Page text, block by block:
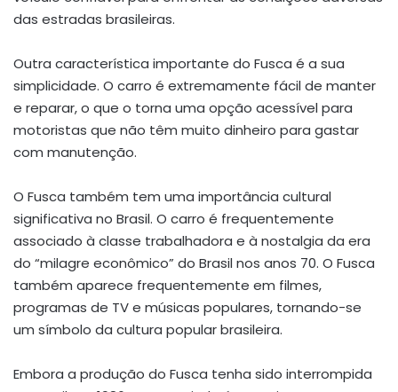
das estradas brasileiras.
Outra característica importante do Fusca é a sua
simplicidade. O carro é extremamente fácil de manter
e reparar, o que o torna uma opção acessível para
motoristas que não têm muito dinheiro para gastar
com manutenção.
O Fusca também tem uma importância cultural
significativa no Brasil. O carro é frequentemente
associado à classe trabalhadora e à nostalgia da era
do “milagre econômico” do Brasil nos anos 70. O Fusca
também aparece frequentemente em filmes,
programas de TV e músicas populares, tornando-se
um símbolo da cultura popular brasileira.
Embora a produção do Fusca tenha sido interrompida